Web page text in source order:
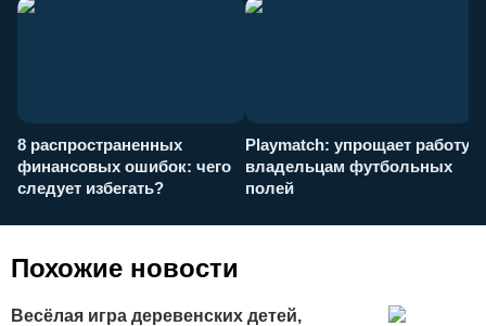
8 распространенных
финансовых ошибок: чего
следует избегать?
Playmatch: упрощает работу
владельцам футбольных
полей
Похожие новости
Весёлая игра деревенских детей,